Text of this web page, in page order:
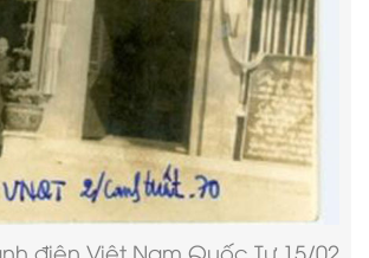
điện Việt Nam Quốc Tự 15/02